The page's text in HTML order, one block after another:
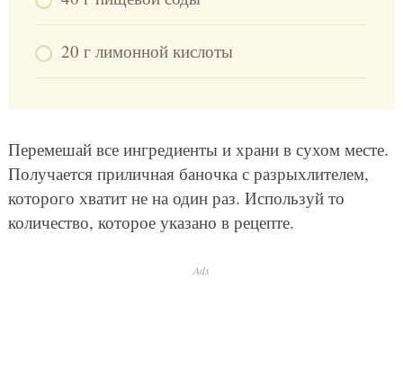
20 г лимонной кислоты
Перемешай все ингредиенты и храни в сухом месте.
Получается приличная баночка с разрыхлителем,
которого хватит не на один раз. Используй то
количество, которое указано в рецепте.
Ads